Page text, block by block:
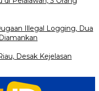
Illegal Logging, Dua
Desak Kejelasan